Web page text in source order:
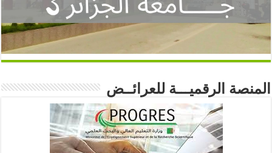
المنصة الرقميـــة للعرائــض